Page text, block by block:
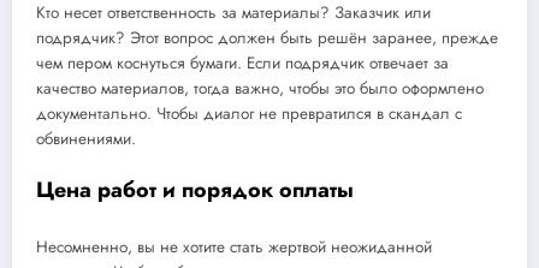
Кто несет ответственность за материалы? Заказчик или
подрядчик? Этот вопрос должен быть решён заранее, прежде
чем пером коснуться бумаги. Если подрядчик отвечает за
качество материалов, тогда важно, чтобы это было оформлено
документально. Чтобы диалог не превратился в скандал с
обвинениями.
Цена работ и порядок оплаты
Несомненно, вы не хотите стать жертвой неожиданной